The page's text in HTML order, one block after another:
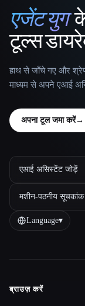
That AI
एजेंट युग
टूल्स
हाथ से जाँचे गए और
माध्यम से अपने एआई
अपना टूल जमा करें→
एआई असिस्टेंट जोड़ें
मशीन-पठनीय सूचकांक
Language▾
Site
ब्राउज़ करें